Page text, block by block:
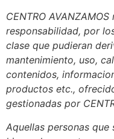
CENTRO
responsabilidad, por
clase que pudieran
mantenimiento, uso,
contenidos,
productos etc.,
gestionadas por
Aquellas personas